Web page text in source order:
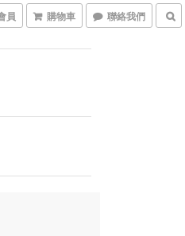
員 購物車 聯絡我們